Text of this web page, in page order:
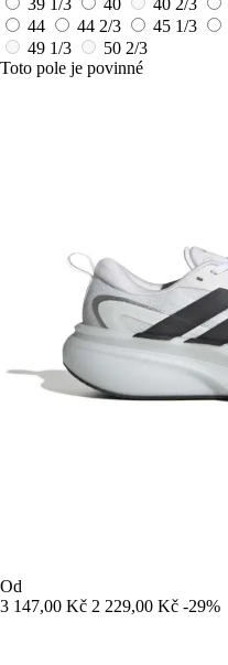
39 1/3 40 40 2/3
44
44 2/3 45 1/3
49 1/3
50 2/3
Toto pole je povinné
Od
3 147,00 Kč 2 229,00 Kč -29%